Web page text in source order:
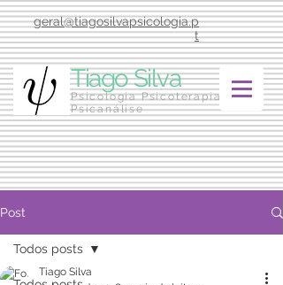
geral@tiagosilvapsicologia.p
t
Tiago Silva
Psicologia Psicoterapia
Psicanálise
Post
Todos posts
Tiago Silva